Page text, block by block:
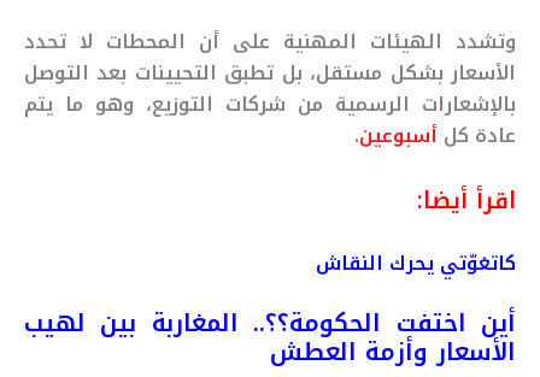
وتشدد الهيئات المهنية على أن المحطات لا تحدد
الأسعار بشكل مستقل، بل تطبق التحيينات بعد التوصل
بالإشعارات الرسمية من شركات التوزيع، وهو ما يتم
عادة كل أسبوعين.
اقرأ أيضا:
كاتغوّتي يحرك النقاش
أين اختفت الحكومة؟؟.. المغاربة بين لهيب
الأسعار وأزمة العطش